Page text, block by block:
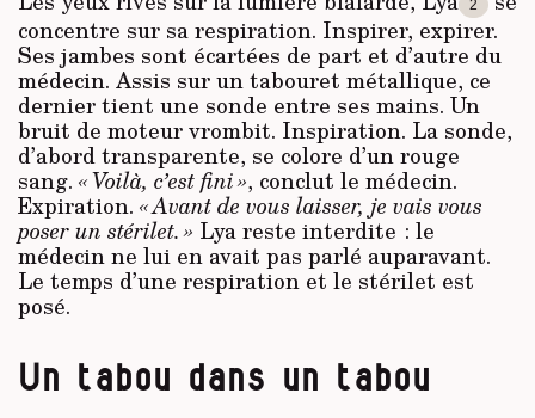
2
concentre sur sa respiration. Inspirer, expirer.
Ses jambes sont écartées de part et d’autre du
médecin. Assis sur un tabouret métallique, ce
dernier tient une sonde entre ses mains. Un
bruit de moteur vrombit. Inspiration. La sonde,
d’abord transparente, se colore d’un rouge
sang. « Voilà, c’est fini », conclut le médecin.
Expiration. « Avant de vous laisser, je vais vous
poser un stérilet. » Lya reste interdite : le
médecin ne lui en avait pas parlé auparavant.
Le temps d’une respiration et le stérilet est
posé.
Un tabou dans un tabou